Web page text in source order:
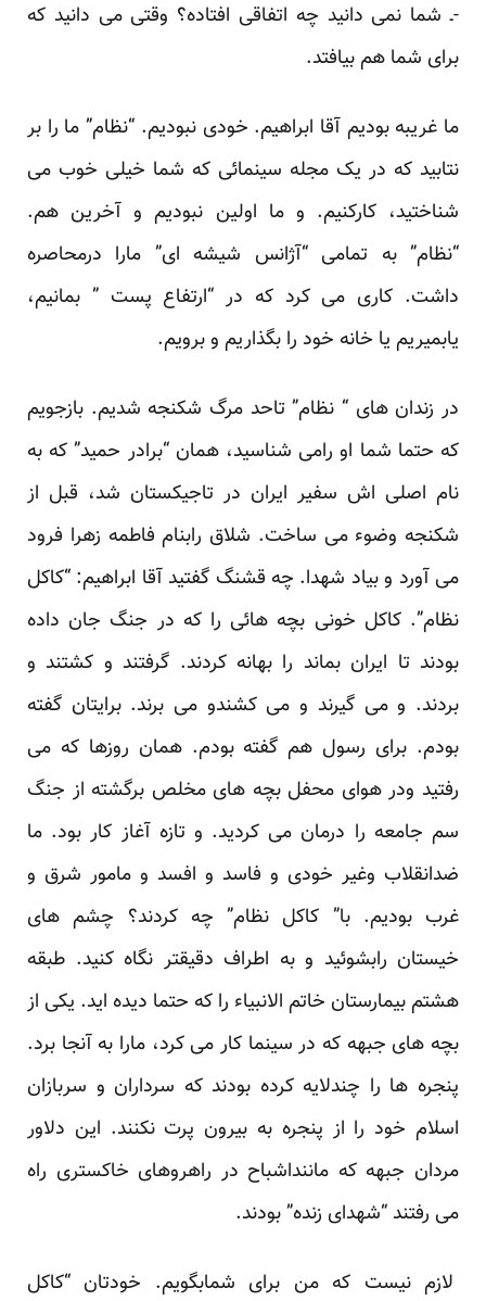
-ـ شما نمی دانید چه اتفاقی افتاده؟ وقتی می دانید که
برای شما هم بیافتد.
ما غریبه بودیم آقا ابراهیم. خودی نبودیم. “نظام” ما را بر
نتابید که در یک مجله سینمائی که شما خیلی خوب می
شناختید، کارکنیم. و ما اولین نبودیم و آخرین هم.
“نظام” به تمامی “آژانس شیشه ای” مارا درمحاصره
داشت. کاری می کرد که در “ارتفاع پست ” بمانیم،
یابمیریم یا خانه خود را بگذاریم و برویم.
در زندان های “ نظام” تاحد مرگ شکنجه شدیم. بازجویم
که حتما شما او رامی شناسید، همان “برادر حمید” که به
نام اصلی اش سفیر ایران در تاجیکستان شد، قبل از
شکنجه وضوء می ساخت. شلاق رابنام فاطمه زهرا فرود
می آورد و بیاد شهدا. چه قشنگ گفتید آقا ابراهیم: “کاکل
نظام”. کاکل خونی بچه هائی را که در جنگ جان داده
بودند تا ایران بماند را بهانه کردند. گرفتند و کشتند و
بردند. و می گیرند و می کشندو می برند. برایتان گفته
بودم. برای رسول هم گفته بودم. همان روزها که می
رفتید ودر هوای محفل بچه های مخلص برگشته از جنگ
سم جامعه را درمان می کردید. و تازه آغاز کار بود. ما
ضدانقلاب وغیر خودی و فاسد و افسد و مامور شرق و
غرب بودیم. با” کاکل نظام” چه کردند؟ چشم های
خیستان رابشوئید و به اطراف دقیقتر نگاه کنید. طبقه
هشتم بیمارستان خاتم الانبیاء را که حتما دیده اید. یکی از
بچه های جبهه که در سینما کار می کرد، مارا به آنجا برد.
پنجره ها را چندلایه کرده بودند که سرداران و سربازان
اسلام خود را از پنجره به بیرون پرت نکنند. این دلاور
مردان جبهه که ماننداشباح در راهروهای خاکستری راه
می رفتند “شهدای زنده” بودند.
لازم نیست که من برای شمابگویم. خودتان “کاکل